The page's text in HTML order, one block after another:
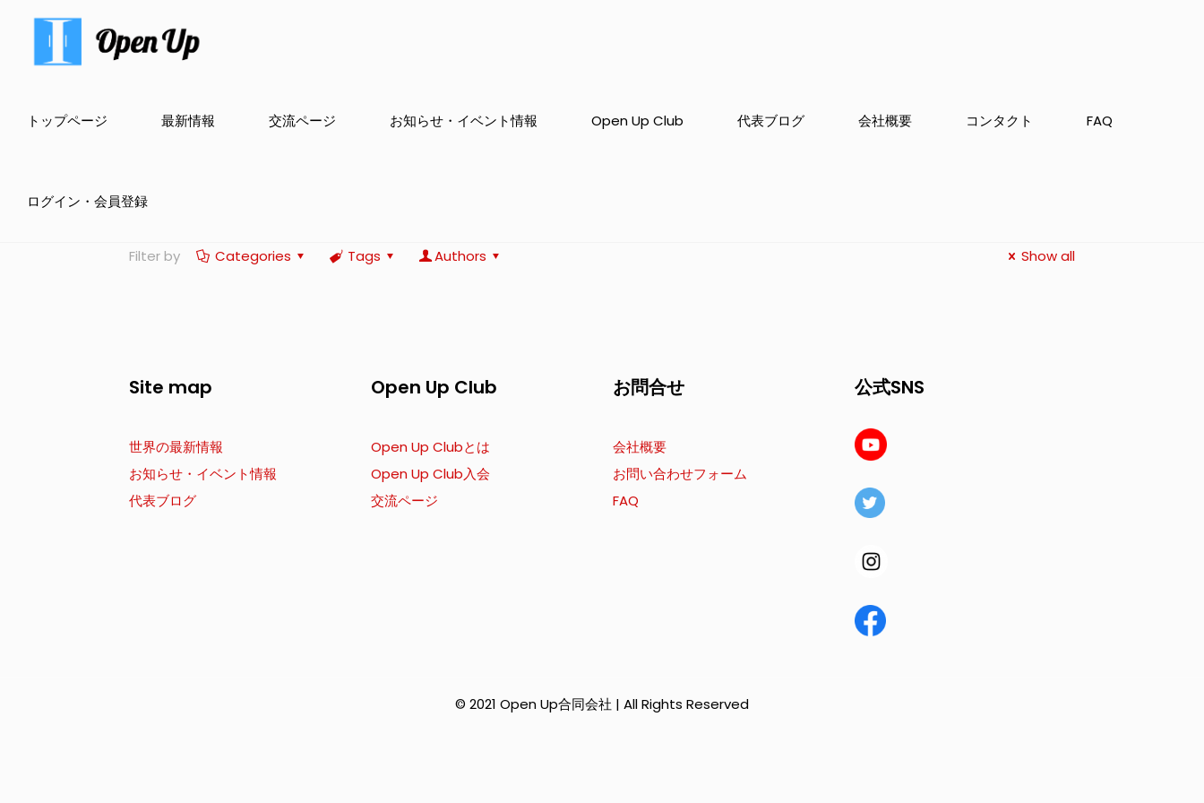
トップページ 最新情報 交流ページ お知らせ・イベント情報 Open Up Club 代表ブログ 会社概要 コンタクト FAQ
ログイン・会員登録
Filter by Categories Tags Authors Show all
Site map
世界の最新情報
お知らせ・イベント情報
代表ブログ
Open Up Club
Open Up Clubとは
Open Up Club入会
交流ページ
お問合せ
会社概要
お問い合わせフォーム
FAQ
公式SNS
© 2021 Open Up合同会社 | All Rights Reserved